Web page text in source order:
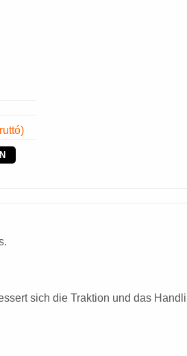
sich die Traktion und das